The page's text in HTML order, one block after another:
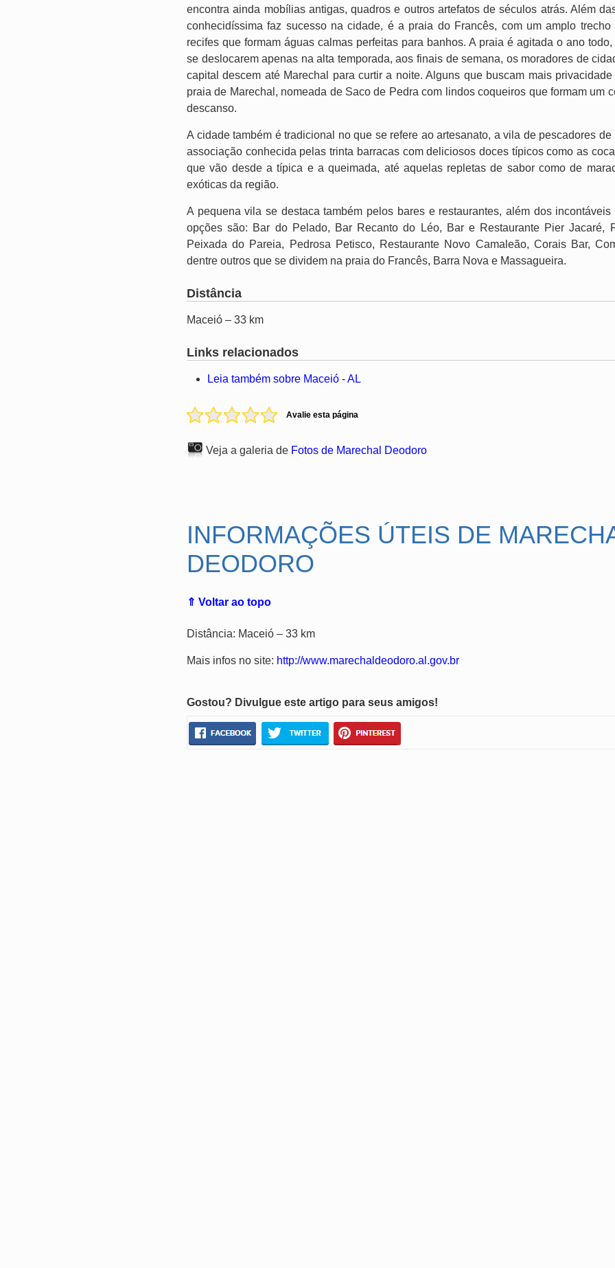
encontra ainda mobílias antigas, quadros e outros artefatos de séculos atrás. Além
conhecidíssima faz sucesso na cidade, é a praia do Francês, com um amplo
recifes que formam águas calmas perfeitas para banhos. A praia é agitada o ano
se deslocarem apenas na alta temporada, aos finais de semana, os moradores de
capital descem até Marechal para curtir a noite. Alguns que buscam mais
praia de Marechal, nomeada de Saco de Pedra com lindos coqueiros que formam um
descanso.
A cidade também é tradicional no que se refere ao artesanato, a vila de pescadores
associação conhecida pelas trinta barracas com deliciosos doces típicos como as
que vão desde a típica e a queimada, até aquelas repletas de sabor como de
exóticas da região.
A pequena vila se destaca também pelos bares e restaurantes, além dos
opções são: Bar do Pelado, Bar Recanto do Léo, Bar e Restaurante Pier Jacaré,
Peixada do Pareia, Pedrosa Petisco, Restaurante Novo Camaleão, Corais Bar,
dentre outros que se dividem na praia do Francês, Barra Nova e Massagueira.
Distância
Maceió – 33 km
Links relacionados
Leia também sobre Maceió - AL
Avalie esta página
Veja a galeria de Fotos de Marechal Deodoro
INFORMAÇÕES ÚTEIS DE
DEODORO
⇑ Voltar ao topo
Distância: Maceió – 33 km
Mais infos no site: http://www.marechaldeodoro.al.gov.br
Gostou? Divulgue este artigo para seus amigos!